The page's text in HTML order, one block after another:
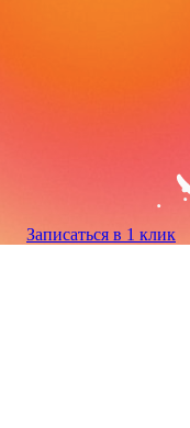
Записаться в 1 клик